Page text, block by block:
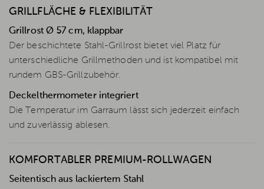
GRILLFLÄCHE & FLEXIBILITÄT
Grillrost Ø 57 cm, klappbar
Der beschichtete Stahl-Grillrost bietet viel Platz für
unterschiedliche Grillmethoden und ist kompatibel mit
rundem GBS-Grillzubehör.
Deckelthermometer integriert
Die Temperatur im Garraum lässt sich jederzeit einfach
und zuverlässig ablesen.
KOMFORTABLER PREMIUM-ROLLWAGEN
Seitentisch aus lackiertem Stahl